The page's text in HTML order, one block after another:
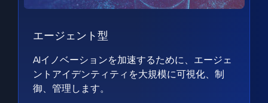
エージェント型
AIイノベーションを加速するために、エージェ
ントアイデンティティを大規模に可視化、制
御、管理します。